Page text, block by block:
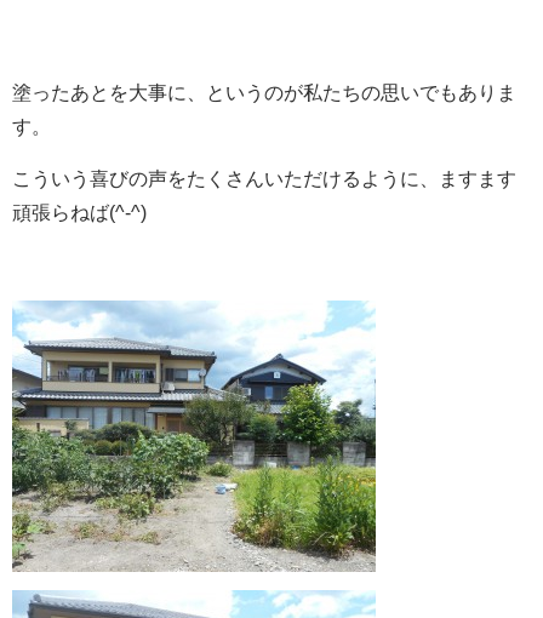
塗ったあとを大事に、というのが私たちの思いでもありま
す。
こういう喜びの声をたくさんいただけるように、ますます
頑張らねば(^-^)